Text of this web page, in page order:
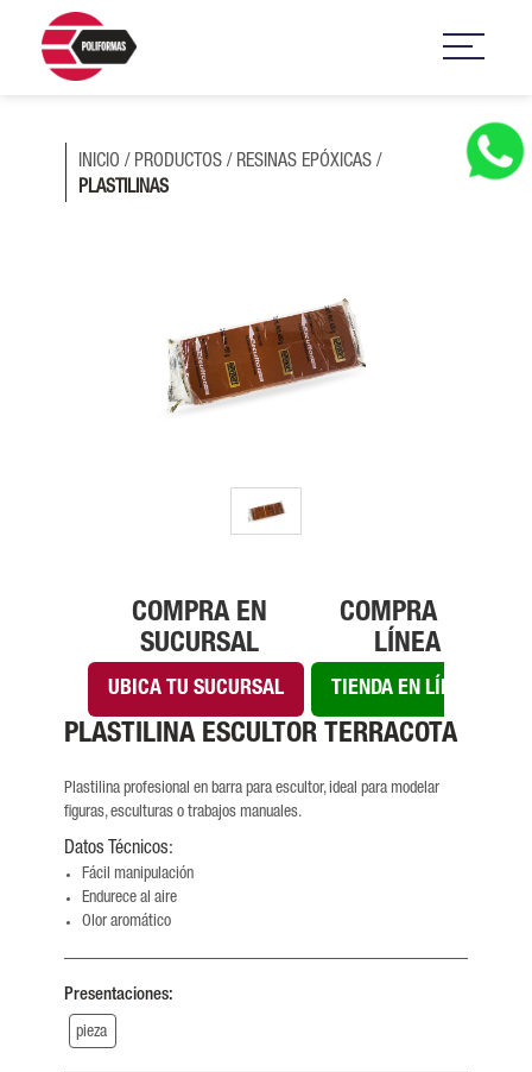
INICIO / PRODUCTOS / RESINAS EPÓXICAS /
PLASTILINAS
COMPRA EN
SUCURSAL
COMPRA EN
LÍNEA
UBICA TU SUCURSAL TIENDA EN LÍNEA
PLASTILINA ESCULTOR TERRACOTA
Plastilina profesional en barra para escultor, ideal para modelar
figuras, esculturas o trabajos manuales.
Datos Técnicos:
Fácil manipulación
Endurece al aire
Olor aromático
Presentaciones:
pieza